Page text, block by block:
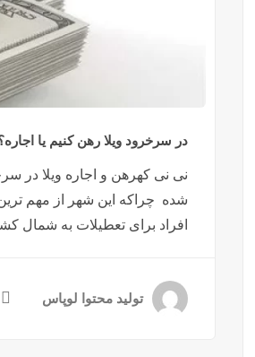
در سرخرود ویلا رهن کنیم یا
نی نی کهرهن و اجاره ویلا در
شده چراکه این شهر از مهم ترین
افراد برای تعطیلات به شمال
تولید محتوا لوپاس